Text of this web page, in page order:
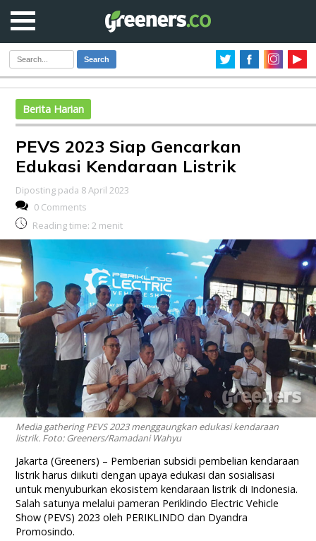
Search
Berita Harian
PEVS 2023 Siap Gencarkan
Edukasi Kendaraan Listrik
Diposting pada 8 April 2023
0 Comments
Reading time: 2 menit
Media gathering PEVS 2023 menggaungkan edukasi kendaraan
listrik. Foto: Greeners/Ramadani Wahyu
Jakarta (Greeners) – Pemberian subsidi pembelian kendaraan
listrik harus diikuti dengan upaya edukasi dan sosialisasi
untuk menyuburkan ekosistem kendaraan listrik di Indonesia.
Salah satunya melalui pameran Periklindo Electric Vehicle
Show (PEVS) 2023 oleh PERIKLINDO dan Dyandra
Promosindo.